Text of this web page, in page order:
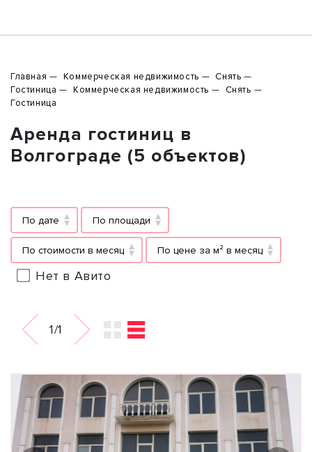
Главная Коммерческая недвижимость
Снять
Гостиница
Коммерческая недвижимость
Снять
Гостиница
Аренда гостиниц в
Волгограде (5 объектов)
По дате По площади
По стоимости в месяц По цене за м² в месяц
Нет в Авито
1/1